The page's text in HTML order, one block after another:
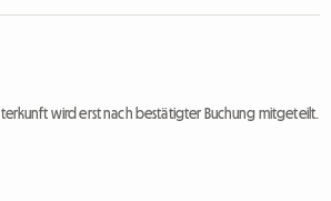
wird erst nach bestätigter Buchung mitgeteilt.